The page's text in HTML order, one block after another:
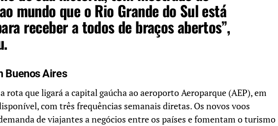
mundo que o Rio Grande do Sul está
receber a todos de braços abertos”,
Buenos Aires
rota que ligará a capital gaúcha ao aeroporto Aeroparque (AEP), em
com três frequências semanais diretas. Os novos voos
de viajantes a negócios entre os países e fomentam o turismo